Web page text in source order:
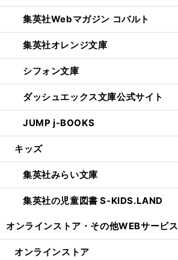
集英社Webマガジン コバルト
集英社オレンジ文庫
シフォン文庫
ダッシュエックス文庫公式サイト
JUMP j-BOOKS
キッズ
集英社みらい文庫
集英社の児童図書 S-KIDS.LAND
オンラインストア・ その他WEBサービス
オンラインストア